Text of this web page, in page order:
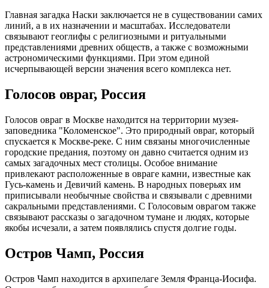
Главная загадка Наски заключается не в существовании самих
линий, а в их назначении и масштабах. Исследователи
связывают геоглифы с религиозными и ритуальными
представлениями древних обществ, а также с возможными
астрономическими функциями. При этом единой
исчерпывающей версии значения всего комплекса нет.
Голосов овраг, Россия
Голосов овраг в Москве находится на территории музея-
заповедника "Коломенское". Это природный овраг, который
спускается к Москве-реке. С ним связаны многочисленные
городские предания, поэтому он давно считается одним из
самых загадочных мест столицы. Особое внимание
привлекают расположенные в овраге камни, известные как
Гусь-камень и Девичий камень. В народных поверьях им
приписывали необычные свойства и связывали с древними
сакральными представлениями. С Голосовым оврагом также
связывают рассказы о загадочном тумане и людях, которые
якобы исчезали, а затем появлялись спустя долгие годы.
Остров Чамп, Россия
Остров Чамп находится в архипелаге Земля Франца-Иосифа.